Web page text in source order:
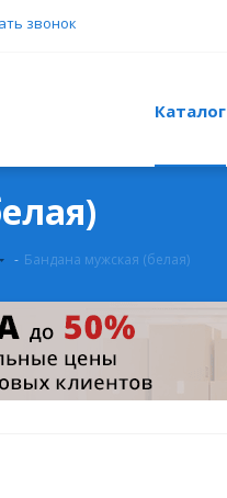
звонок
Каталог
- Бандана мужская (белая)